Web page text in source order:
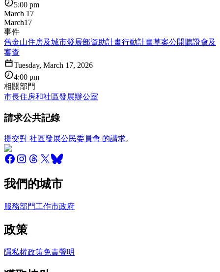
5:00 pm
March 17
March17
事件
舊金山住房及城市發展部資助計畫行動計畫草案公開聽證會及
審查
Tuesday, March 17, 2026
4:00 pm
相關部門
市長住房和社區發展辦公室
請求公共記錄
提交對 社區發展公民委員會 的請求。
我們的城市
服務部門工作市政府
政策
隱私權政策免責聲明